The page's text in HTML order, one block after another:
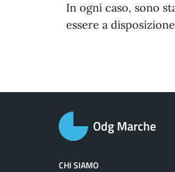
In ogni caso, sono
essere a
Odg Marche
CHI SIAMO